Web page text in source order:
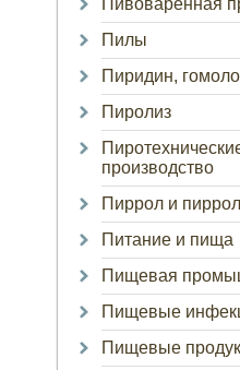
Пивоваренная
Пилы
Пиридин,
Пиролиз
производство
Пиррол и
Питание и пища
Пищевая
Пищевые
Пищевые